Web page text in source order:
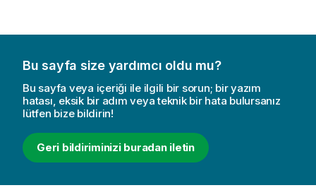
Bu sayfa size yardımcı oldu mu?
Bu sayfa veya içeriği ile ilgili bir sorun; bir yazım
hatası, eksik bir adım veya teknik bir hata bulursanız
lütfen bize bildirin!
Geri bildiriminizi buradan iletin